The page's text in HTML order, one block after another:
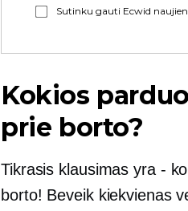
Sutinku gauti Ecwid
Kokios
prie borto?
Tikrasis klausimas yra -
borto! Beveik kiekvienas